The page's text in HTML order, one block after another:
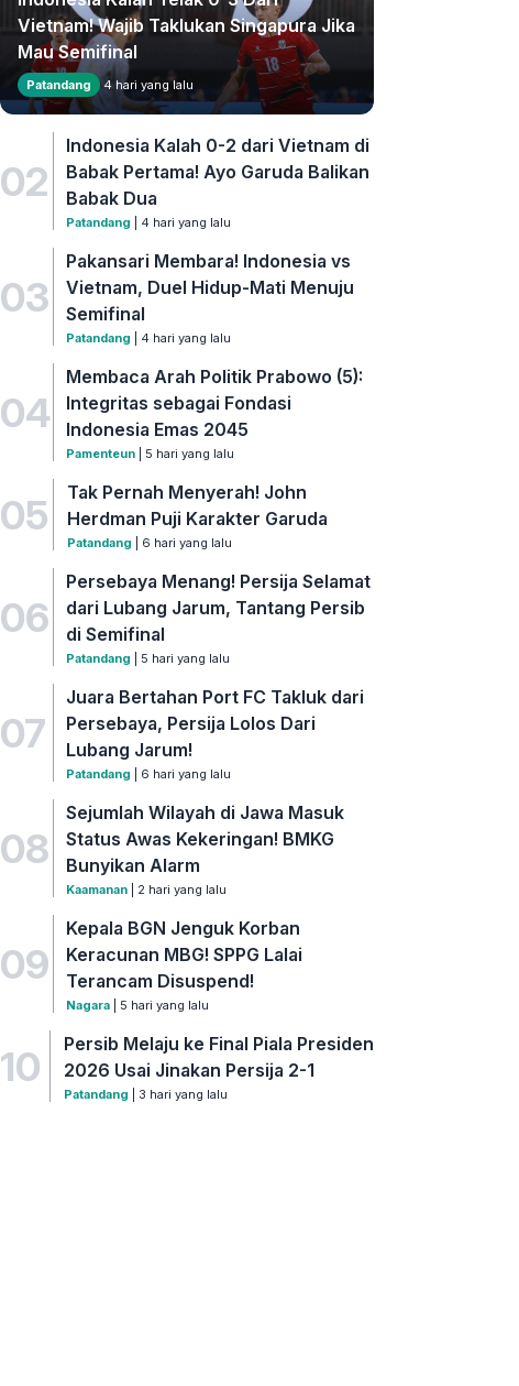
Vietnam! Wajib Taklukan Singapura Jika
Mau Semifinal
Patandang 4 hari yang lalu
02
Indonesia Kalah 0-2 dari Vietnam di
Babak Pertama! Ayo Garuda Balikan
Babak Dua
Patandang | 4 hari yang lalu
03
Pakansari Membara! Indonesia vs
Vietnam, Duel Hidup-Mati Menuju
Semifinal
Patandang | 4 hari yang lalu
04
Membaca Arah Politik Prabowo (5):
Integritas sebagai Fondasi
Indonesia Emas 2045
Pamenteun | 5 hari yang lalu
05
Tak Pernah Menyerah! John
Herdman Puji Karakter Garuda
Patandang | 6 hari yang lalu
06
Persebaya Menang! Persija Selamat
dari Lubang Jarum, Tantang Persib
di Semifinal
Patandang | 5 hari yang lalu
07
Juara Bertahan Port FC Takluk dari
Persebaya, Persija Lolos Dari
Lubang Jarum!
Patandang | 6 hari yang lalu
08
Sejumlah Wilayah di Jawa Masuk
Status Awas Kekeringan! BMKG
Bunyikan Alarm
Kaamanan | 2 hari yang lalu
09
Kepala BGN Jenguk Korban
Keracunan MBG! SPPG Lalai
Terancam Disuspend!
Nagara | 5 hari yang lalu
10
Persib Melaju ke Final Piala Presiden
2026 Usai Jinakan Persija 2-1
Patandang | 3 hari yang lalu